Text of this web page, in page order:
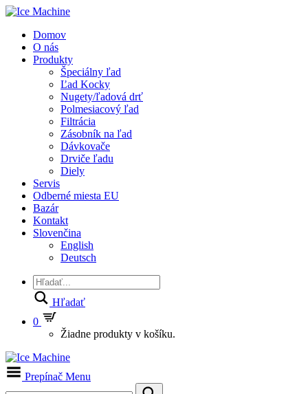
Domov
O nás
Produkty
Špeciálny ľad
Ľad Kocky
Nugety/ľadová drť
Polmesiacový ľad
Filtrácia
Zásobník na ľad
Dávkovače
Drviče ľadu
Diely
Servis
Odberné miesta EU
Bazár
Kontakt
Slovenčina
English
Deutsch
Hľadať
0
Žiadne produkty v košíku.
Prepínač Menu